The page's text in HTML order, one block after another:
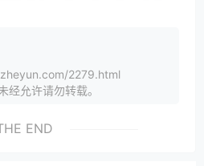
的平均延迟255ms，对于
，按说荷兰机房非CN2线ms
网路由：
2279.html
经允许请勿转载。
END